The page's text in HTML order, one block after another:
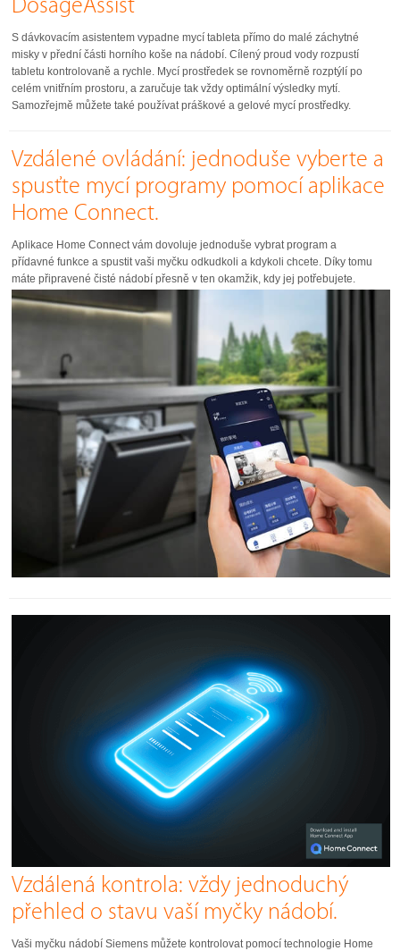
DosageAssist
S dávkovacím asistentem vypadne mycí tableta přímo do malé záchytné
misky v přední části horního koše na nádobí. Cílený proud vody rozpustí
tabletu kontrolovaně a rychle. Mycí prostředek se rovnoměrně rozptýlí po
celém vnitřním prostoru, a zaručuje tak vždy optimální výsledky mytí.
Samozřejmě můžete také používat práškové a gelové mycí prostředky.
Vzdálené ovládání: jednoduše vyberte a
spusťte mycí programy pomocí aplikace
Home Connect.
Aplikace Home Connect vám dovoluje jednoduše vybrat program a
přídavné funkce a spustit vaši myčku odkudkoli a kdykoli chcete. Díky tomu
máte připravené čisté nádobí přesně v ten okamžik, kdy jej potřebujete.
Vzdálená kontrola: vždy jednoduchý
přehled o stavu vaší myčky nádobí.
Vaši myčku nádobí Siemens můžete kontrolovat pomocí technologie Home